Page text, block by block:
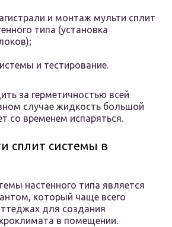
и монтаж мульти сплит
типа (установка
и тестирование.
за герметичностью всей
случае жидкость большой
со временем испаряться.
сплит системы в
настенного типа является
который чаще всего
для создания
в помещении.